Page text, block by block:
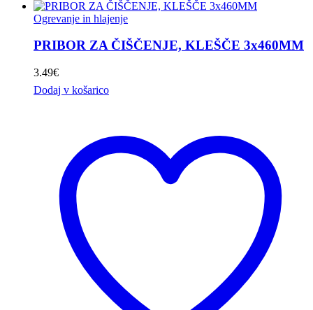
Ogrevanje in hlajenje
PRIBOR ZA ČIŠČENJE, KLEŠČE 3x460MM
3.49€
Dodaj v košarico